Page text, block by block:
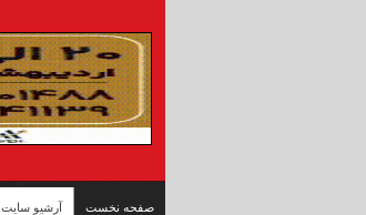
صفحه نخست آرشیو سایت